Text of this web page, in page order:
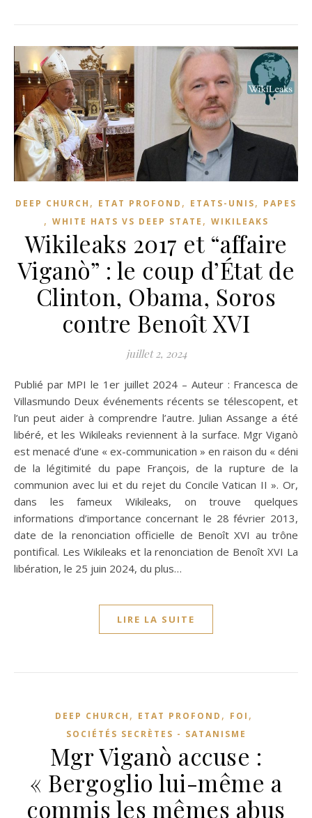
DEEP CHURCH , ETAT PROFOND , ETATS-UNIS, PAPES
, WHITE HATS VS DEEP STATE , WIKILEAKS
Wikileaks 2017 et “affaire
Viganò” : le coup d’État de
Clinton, Obama, Soros
contre Benoît XVI
juillet 2, 2024
Publié par MPI le 1er juillet 2024 – Auteur : Francesca de
Villasmundo Deux événements récents se télescopent, et
l’un peut aider à comprendre l’autre. Julian Assange a été
libéré, et les Wikileaks reviennent à la surface. Mgr Viganò
est menacé d’une « ex-communication » en raison du « déni
de la légitimité du pape François, de la rupture de la
communion avec lui et du rejet du Concile Vatican II ». Or,
dans les fameux Wikileaks, on trouve quelques
informations d’importance concernant le 28 février 2013,
date de la renonciation officielle de Benoît XVI au trône
pontifical. Les Wikileaks et la renonciation de Benoît XVI La
libération, le 25 juin 2024, du plus…
LIRE LA SUITE
DEEP CHURCH , ETAT PROFOND , FOI ,
SOCIÉTÉS SECRÈTES - SATANISME
Mgr Viganò accuse :
« Bergoglio lui-même a
commis les mêmes abus